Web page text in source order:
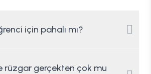
için pahalı mı?
rüzgar gerçekten çok mu